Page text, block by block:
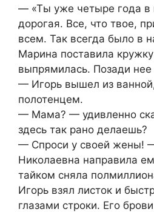
— «Ты уже четыре года в
дорогая. Все, что твое,
всем. Так всегда было в
Марина поставила
выпрямилась. Позади
— Игорь вышел из
полотенцем.
— Мама? — удивленно
здесь так рано делаешь?
— Спроси у своей жены!
Николаевна направила
тайком сняла
Игорь взял листок и
глазами строки. Его